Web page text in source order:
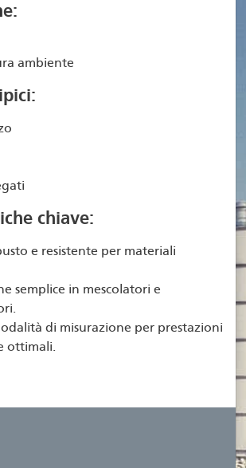
ambiente
chiave:
e resistente per materiali
semplice in mescolatori e
di misurazione per prestazioni
ottimali.